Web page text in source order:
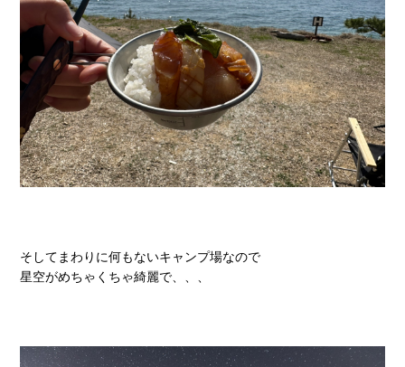
そしてまわりに何もないキャンプ場なので
星空がめちゃくちゃ綺麗で、、、